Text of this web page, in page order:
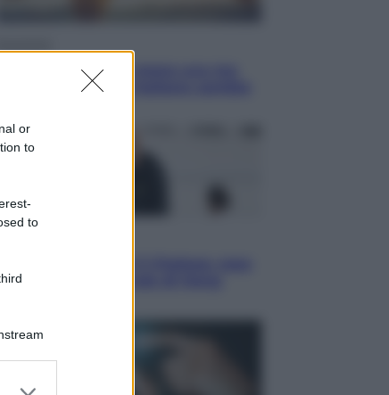
or
to
to
Vendemmia 2026, meno uva ma
più qualità: il vino italiano cambia
detto l’amichevole di Hong